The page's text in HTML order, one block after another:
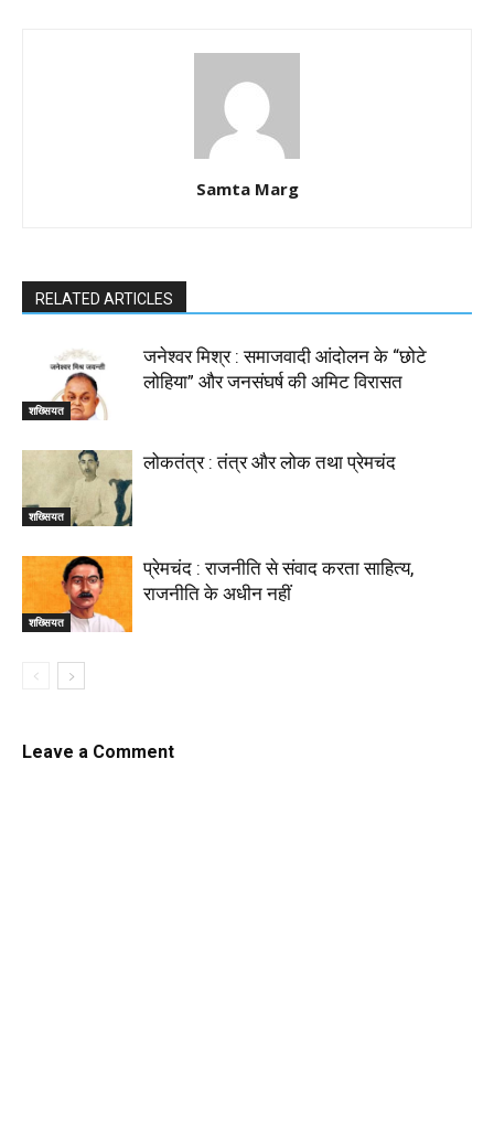
Samta Marg
RELATED ARTICLES
शख्सियत
जनेश्वर मिश्र : समाजवादी आंदोलन के “छोटे
लोहिया” और जनसंघर्ष की अमिट विरासत
शख्सियत
लोकतंत्र : तंत्र और लोक तथा प्रेमचंद
शख्सियत
प्रेमचंद : राजनीति से संवाद करता साहित्य,
राजनीति के अधीन नहीं
Leave a Comment